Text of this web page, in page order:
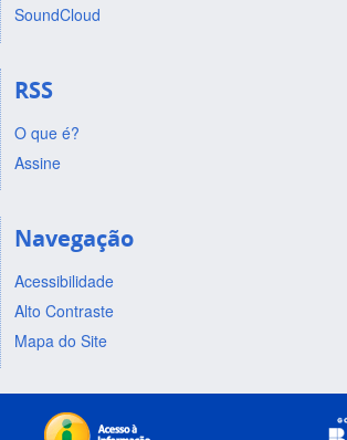
SoundCloud
RSS
O que é?
Assine
Navegação
Acessibilidade
Alto Contraste
Mapa do Site